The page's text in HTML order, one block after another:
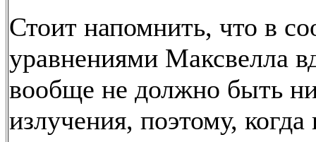
Стоит напомнить, что в
уравнениями Максвелла
вообще не должно быть
излучения, поэтому,